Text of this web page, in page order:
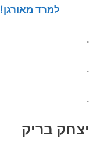
למרד מאורגן!
.
.
.
יצחק בריק